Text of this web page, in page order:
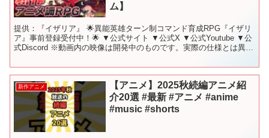
ム】
提供：『イザリア』 🌟異能英雄ターン制コマンド育成RPG『イザリ
ア』事前登録受付中！🌟 ▼公式サイト ▼公式X ▼公式Youtube ▼公
式Discord ※動画内の映像は開発中のものです。実際の仕様とは異な
新作アニメ
【アニメ】2025秋続編アニメ紹
介20選 #最新 #アニメ #anime
#music #shorts